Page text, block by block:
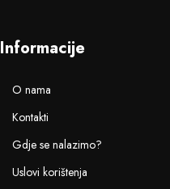
Informacije
O nama
Kontakti
Gdje se nalazimo?
Uslovi korištenja